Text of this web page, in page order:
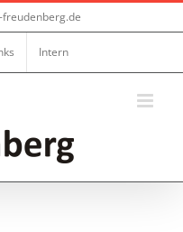
freudenberg.de
Intern